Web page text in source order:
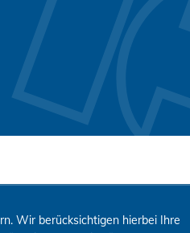
Wir berücksichtigen hierbei Ihre